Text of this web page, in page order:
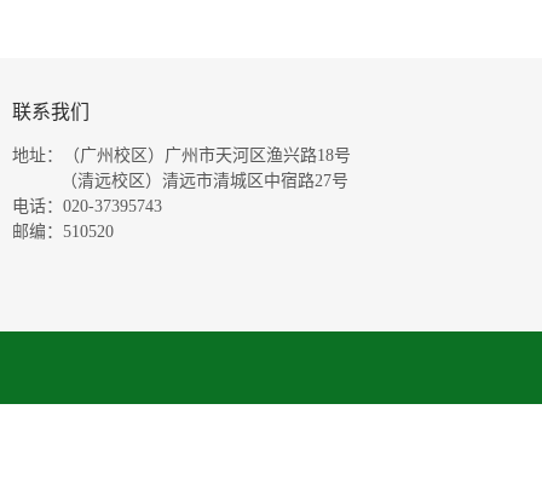
联系我们
地址：（广州校区）广州市天河区渔兴路18号
（清远校区）清远市清城区中宿路27号
电话：020-37395743
邮编：510520